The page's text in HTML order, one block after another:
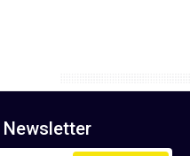
Newsletter